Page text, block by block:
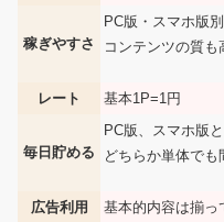
稼ぎやすさ
PC版・スマホ版
コンテンツの質も
レート 基本1P=1円
毎日貯める
PC版、スマホ版
どちらか単体でも
広告利用 基本的内容は揃っ